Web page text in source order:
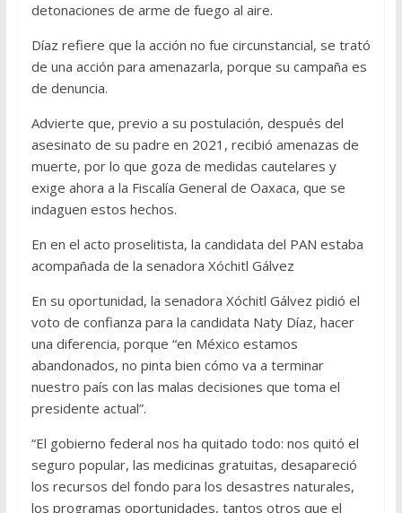
detonaciones de arme de fuego al aire.
Díaz refiere que la acción no fue circunstancial, se trató
de una acción para amenazarla, porque su campaña es
de denuncia.
Advierte que, previo a su postulación, después del
asesinato de su padre en 2021, recibió amenazas de
muerte, por lo que goza de medidas cautelares y
exige ahora a la Fiscalía General de Oaxaca, que se
indaguen estos hechos.
En en el acto proselitista, la candidata del PAN estaba
acompañada de la senadora Xóchitl Gálvez
En su oportunidad, la senadora Xóchitl Gálvez pidió el
voto de confianza para la candidata Naty Díaz, hacer
una diferencia, porque “en México estamos
abandonados, no pinta bien cómo va a terminar
nuestro país con las malas decisiones que toma el
presidente actual”.
“El gobierno federal nos ha quitado todo: nos quitó el
seguro popular, las medicinas gratuitas, desapareció
los recursos del fondo para los desastres naturales,
los programas oportunidades, tantos otros que el